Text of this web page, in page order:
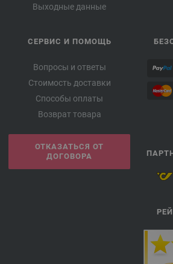
Выходные данные
СЕРВИС И ПОМОЩЬ
Вопросы и ответы
Стоимость доставки
Способы оплаты
Возврат товара
ОТКАЗАТЬСЯ ОТ
ДОГОВОРА